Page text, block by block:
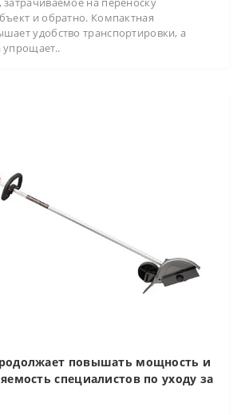
и обратно. Компактная
удобство транспортировки, а
упрощает..
повышать мощность и
специалистов по уходу за